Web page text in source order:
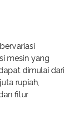
mesin yang
dimulai dari
rupiah,
fitur